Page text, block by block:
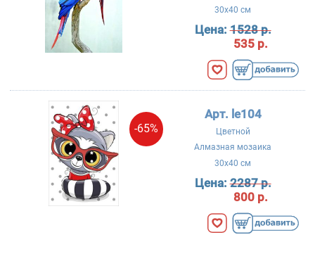
30x40 см
Цена:1528 р.
535 р.
-65%
Арт. le104
Цветной
Алмазная мозаика
30x40 см
Цена:2287 р.
800 р.